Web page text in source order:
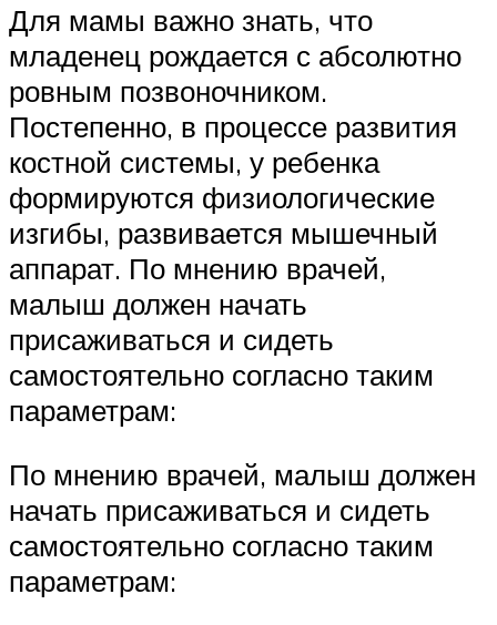
Для мамы важно знать, что
младенец рождается с абсолютно
ровным позвоночником.
Постепенно, в процессе развития
костной системы, у ребенка
формируются физиологические
изгибы, развивается мышечный
аппарат. По мнению врачей,
малыш должен начать
присаживаться и сидеть
самостоятельно согласно таким
параметрам:
По мнению врачей, малыш должен
начать присаживаться и сидеть
самостоятельно согласно таким
параметрам: